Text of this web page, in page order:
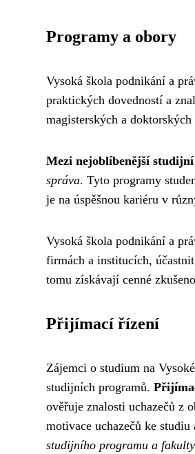
Programy a obory
Vysoká škola podnikání a
praktických dovedností a
magisterských a
Mezi nejoblíbenější
správa. Tyto programy
je na úspěšnou kariéru v
Vysoká škola podnikání a
firmách a institucích,
tomu získávají cenné
Přijímací řízení
Zájemci o studium na
studijních programů.
ověřuje znalosti uchazečů z
motivace uchazečů ke
studijního programu a